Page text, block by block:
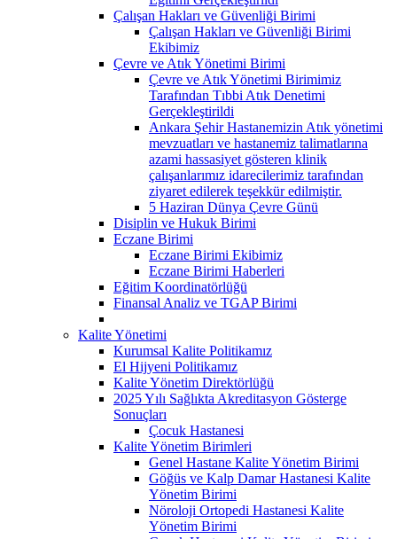
Çalışan Hakları ve Güvenliği Birimi
Çalışan Hakları ve Güvenliği Birimi
Ekibimiz
Çevre ve Atık Yönetimi Birimi
Çevre ve Atık Yönetimi Birimimiz
Tarafından Tıbbi Atık Denetimi
Gerçekleştirildi
Ankara Şehir Hastanemizin Atık yönetimi
mevzuatları ve hastanemiz talimatlarına
azami hassasiyet gösteren klinik
çalışanlarımız idarecilerimiz tarafından
ziyaret edilerek teşekkür edilmiştir.
5 Haziran Dünya Çevre Günü
Disiplin ve Hukuk Birimi
Eczane Birimi
Eczane Birimi Ekibimiz
Eczane Birimi Haberleri
Eğitim Koordinatörlüğü
Finansal Analiz ve TGAP Birimi
Kalite Yönetimi
Kurumsal Kalite Politikamız
El Hijyeni Politikamız
Kalite Yönetim Direktörlüğü
2025 Yılı Sağlıkta Akreditasyon Gösterge
Sonuçları
Çocuk Hastanesi
Kalite Yönetim Birimleri
Genel Hastane Kalite Yönetim Birimi
Göğüs ve Kalp Damar Hastanesi Kalite
Yönetim Birimi
Nöroloji Ortopedi Hastanesi Kalite
Yönetim Birimi